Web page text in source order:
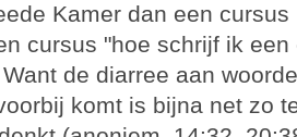
Kamer dan een
cursus "hoe schrijf ik
de diarree aan
komt is bijna net zo